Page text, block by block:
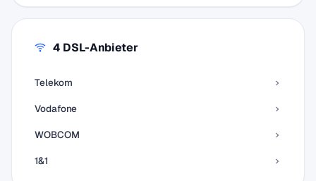
4 DSL-Anbieter
Telekom
Vodafone
WOBCOM
1&1